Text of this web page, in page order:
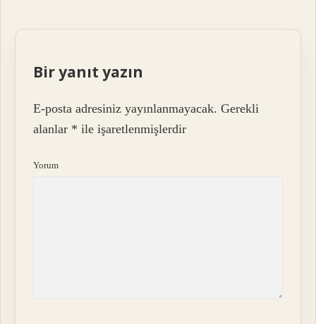
Bir yanıt yazın
E-posta adresiniz yayınlanmayacak. Gerekli
alanlar * ile işaretlenmişlerdir
Yorum